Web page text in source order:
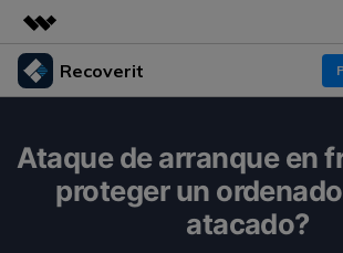
Productos destacados
Utilidades
Empresas
Resumen
Quiénes somos
Recoverit
Recoverit para Windows
Funciones
Ataque de arranque en
proteger un
atacado?